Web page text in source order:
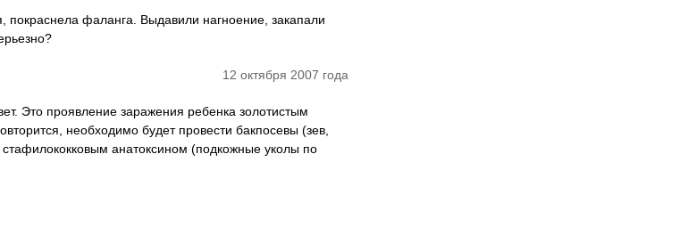
покраснела фаланга. Выдавили нагноение, закапали
12 октября 2007 года
Это проявление заражения ребенка золотистым
необходимо будет провести бакпосевы (зев,
анатоксином (подкожные уколы по